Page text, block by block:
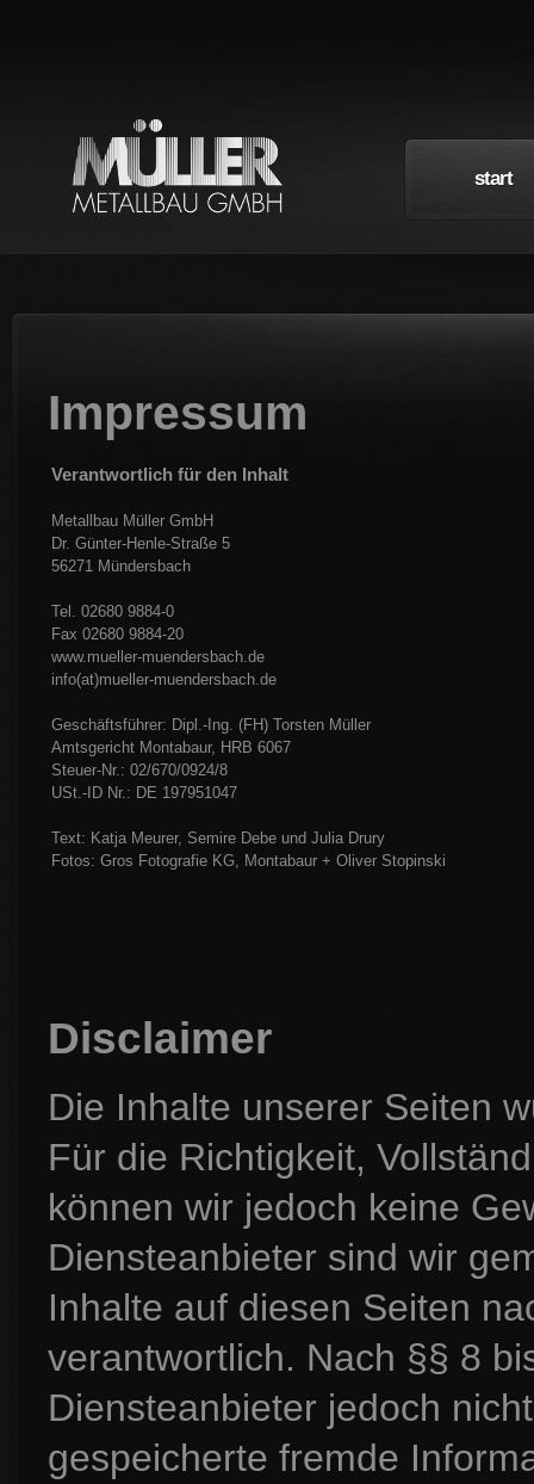
start
Impressum
Verantwortlich für den
Metallbau Müller GmbH
Dr. Günter-Henle-Straße 5
56271 Mündersbach
Tel. 02680 9884-0
Fax 02680 9884-20
www.mueller-muendersbach.de
info(at)mueller-muendersbach.de
Geschäftsführer: Dipl.-Ing. (FH) Torsten Müller
Amtsgericht Montabaur, HRB 6067
Steuer-Nr.: 02/670/0924/8
USt.-ID Nr.: DE 197951047
Text: Katja Meurer, Semire Debe und Julia Drury
Fotos: Gros Fotografie KG, Montabaur + Oliver Stopinski
Disclaimer
Die Inhalte unserer Seiten
Für die Richtigkeit,
können wir jedoch keine
Diensteanbieter sind wir
Inhalte auf diesen Seiten
verantwortlich. Nach §§ 8
Diensteanbieter jedoch
gespeicherte fremde